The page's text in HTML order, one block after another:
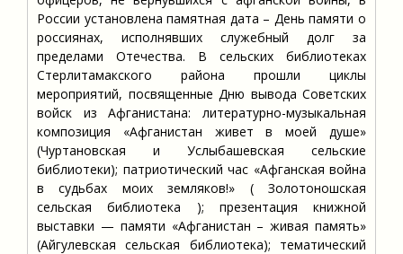
России установлена памятная дата – День памяти о
россиянах, исполнявших служебный долг за
пределами Отечества. В сельских библиотеках
Стерлитамакского района прошли циклы
мероприятий, посвященные Дню вывода Советских
войск из Афганистана: литературно-музыкальная
композиция «Афганистан живет в моей душе»
(Чуртановская и Услыбашевская сельские
библиотеки); патриотический час «Афганская война
в судьбах моих земляков!» ( Золотоношская
сельская библиотека ); презентация книжной
выставки — памяти «Афганистан – живая память»
(Айгулевская сельская библиотека); тематический